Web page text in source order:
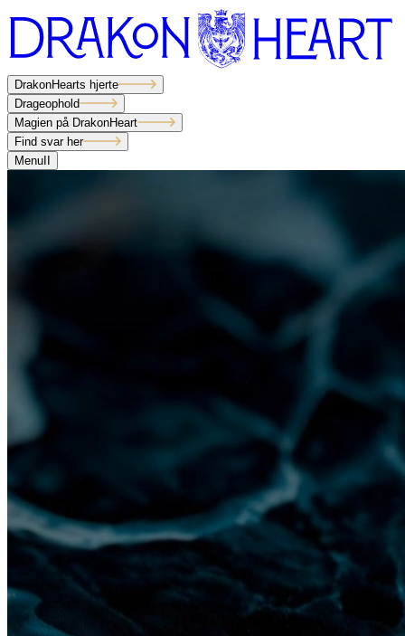
DrakonHearts hjerte
Drageophold
Magien på DrakonHeart
Find svar her
MenuII